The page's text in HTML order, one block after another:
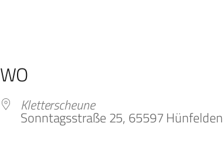
WO
Kletterscheune
Sonntagsstraße 25, 65597 Hünfelden